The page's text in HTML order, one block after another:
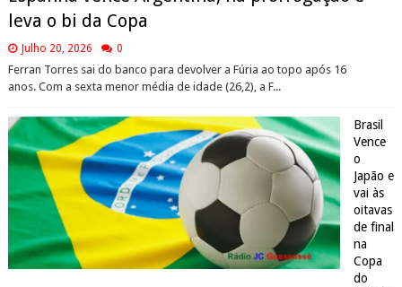
leva o bi da Copa
Julho 20, 2026 0
Ferran Torres sai do banco para devolver a Fúria ao topo após 16
anos. Com a sexta menor média de idade (26,2), a F...
Brasil
Vence
o
Japão e
vai às
oitavas
de final
na
Copa
do